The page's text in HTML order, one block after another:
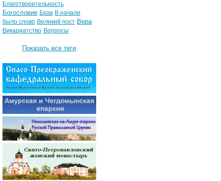
Благотворительность
Богословие Брак В начале
было слово Великий пост Вера
Викариатство Вопросы
Показать все теги